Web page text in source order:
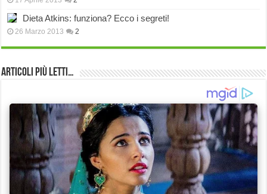
Dieta Atkins: funziona? Ecco i segreti!
26 Marzo 2013 2
Articoli più Letti…